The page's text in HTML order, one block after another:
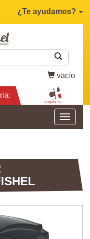
¿Te ayudamos?
vacío